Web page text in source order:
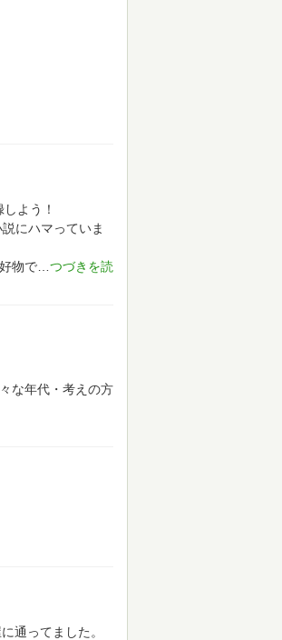
よう！
にハマっていま
物で
な年代・考えの方
通ってました。